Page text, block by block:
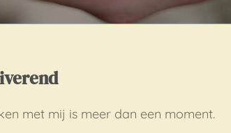
met mij is meer dan een moment.